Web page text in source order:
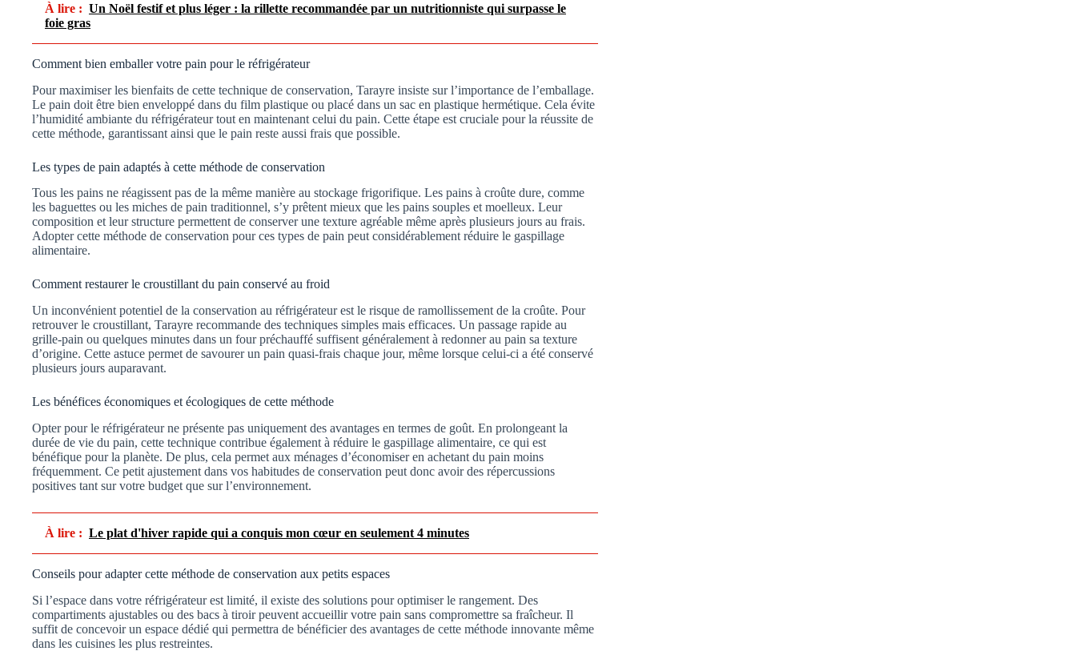
À lire : Un Noël festif et plus léger : la rillette recommandée par un nutritionniste qui surpasse le
foie gras
Comment bien emballer votre pain pour le réfrigérateur
Pour maximiser les bienfaits de cette technique de conservation, Tarayre insiste sur l’importance de l’emballage.
Le pain doit être bien enveloppé dans du film plastique ou placé dans un sac en plastique hermétique. Cela évite
l’humidité ambiante du réfrigérateur tout en maintenant celui du pain. Cette étape est cruciale pour la réussite de
cette méthode, garantissant ainsi que le pain reste aussi frais que possible.
Les types de pain adaptés à cette méthode de conservation
Tous les pains ne réagissent pas de la même manière au stockage frigorifique. Les pains à croûte dure, comme
les baguettes ou les miches de pain traditionnel, s’y prêtent mieux que les pains souples et moelleux. Leur
composition et leur structure permettent de conserver une texture agréable même après plusieurs jours au frais.
Adopter cette méthode de conservation pour ces types de pain peut considérablement réduire le gaspillage
alimentaire.
Comment restaurer le croustillant du pain conservé au froid
Un inconvénient potentiel de la conservation au réfrigérateur est le risque de ramollissement de la croûte. Pour
retrouver le croustillant, Tarayre recommande des techniques simples mais efficaces. Un passage rapide au
grille-pain ou quelques minutes dans un four préchauffé suffisent généralement à redonner au pain sa texture
d’origine. Cette astuce permet de savourer un pain quasi-frais chaque jour, même lorsque celui-ci a été conservé
plusieurs jours auparavant.
Les bénéfices économiques et écologiques de cette méthode
Opter pour le réfrigérateur ne présente pas uniquement des avantages en termes de goût. En prolongeant la
durée de vie du pain, cette technique contribue également à réduire le gaspillage alimentaire, ce qui est
bénéfique pour la planète. De plus, cela permet aux ménages d’économiser en achetant du pain moins
fréquemment. Ce petit ajustement dans vos habitudes de conservation peut donc avoir des répercussions
positives tant sur votre budget que sur l’environnement.
À lire : Le plat d'hiver rapide qui a conquis mon cœur en seulement 4 minutes
Conseils pour adapter cette méthode de conservation aux petits espaces
Si l’espace dans votre réfrigérateur est limité, il existe des solutions pour optimiser le rangement. Des
compartiments ajustables ou des bacs à tiroir peuvent accueillir votre pain sans compromettre sa fraîcheur. Il
suffit de concevoir un espace dédié qui permettra de bénéficier des avantages de cette méthode innovante même
dans les cuisines les plus restreintes.